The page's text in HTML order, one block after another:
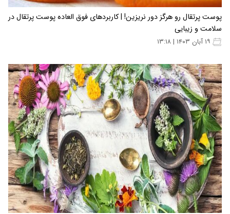
پوست پرتقال رو هرگز دور نریزین! | کاربردهای فوق العاده پوست پرتقال در
سلامت و زیبایی